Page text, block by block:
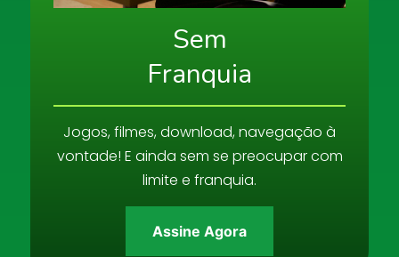
Sem
Franquia
Jogos, filmes, download, navegação à
vontade! E ainda sem se preocupar com
limite e franquia.
Assine Agora